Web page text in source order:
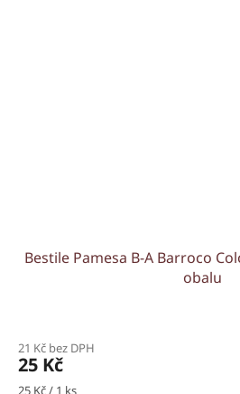
Bestile Pamesa B-A Barroco
obalu
21 Kč bez DPH
25 Kč
Měrná
25 Kč / 1 ks